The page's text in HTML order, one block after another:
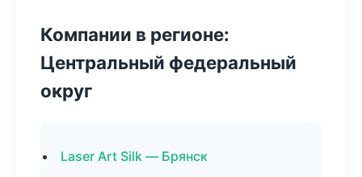
Компании в регионе:
Центральный федеральный
округ
Laser Art Silk — Брянск